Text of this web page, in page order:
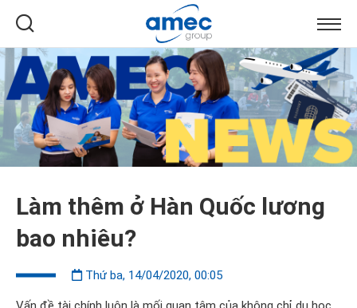
Làm thêm ở Hàn Quốc lương
bao nhiêu?
Thứ ba, 14/04/2020, 00:05